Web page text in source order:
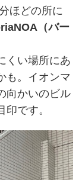
ほどの所に
（バー
くい場所にあ
も。イオンマ
向かいのビル
です。